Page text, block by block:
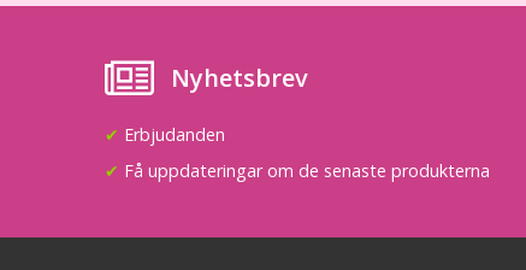
Nyhetsbrev
✔ Erbjudanden
✔ Få uppdateringar om de senaste produkterna